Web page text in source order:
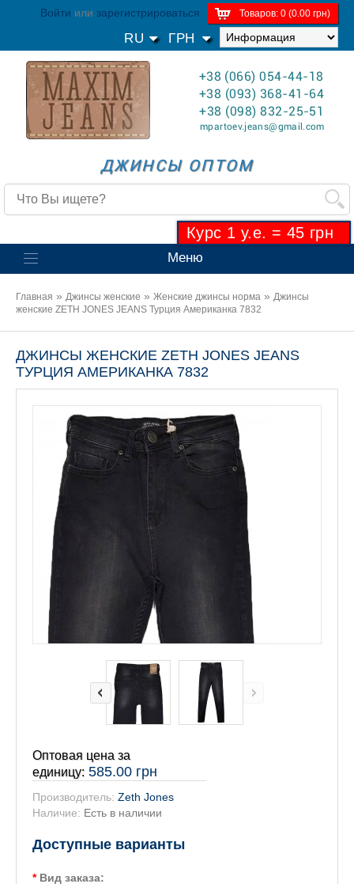
Товаров: 0 (0.00 грн)
Войти или зарегистрироваться
ГРН
RU
ДЖИНСЫ ОПТОМ
+38 (066) 054-44-18
+38 (093) 368-41-64
+38 (098) 832-25-51
mpartoev.jeans@gmail.com
Курс 1 у.е. = 45 грн
Меню
Главная » Джинсы женские » Женские джинсы норма » Джинсы
женские ZETH JONES JEANS Турция Американка 7832
ДЖИНСЫ ЖЕНСКИЕ ZETH JONES JEANS
ТУРЦИЯ АМЕРИКАНКА 7832
Оптовая цена за
единицу: 585.00 грн
Производитель: Zeth Jones
Наличие: Есть в наличии
Доступные варианты
* Вид заказа: